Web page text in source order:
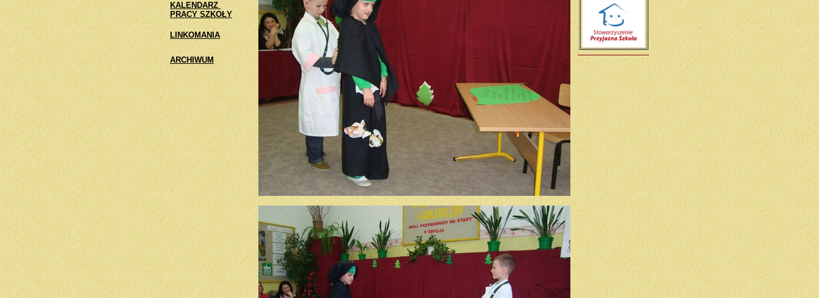
KALENDARZ
PRACY SZKOŁY
LINKOMANIA
ARCHIWUM